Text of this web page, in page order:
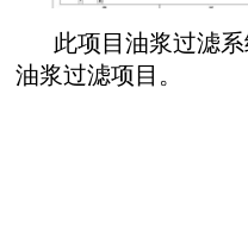
此项目油浆过滤
油浆过滤项目。